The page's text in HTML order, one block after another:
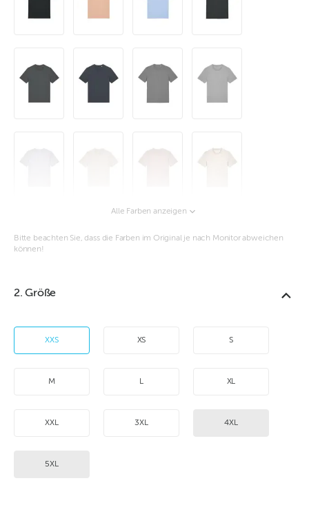
Alle Farben anzeigen
Bitte beachten Sie, dass die Farben im Original je nach Monitor abweichen
können!
2. Größe
XXS XS S
M L XL
XXL 3XL 4XL
5XL